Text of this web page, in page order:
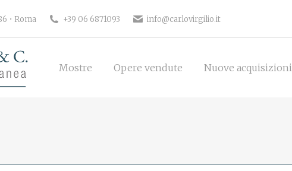
• Roma +39 06 6871093 info@carlovirgilio.it
Mostre Opere vendute Nuove acquisizioni